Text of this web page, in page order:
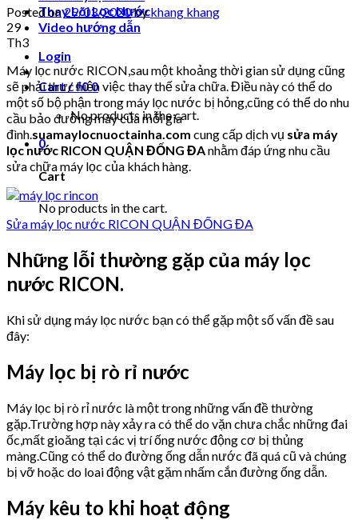
Thay Lõi Lọc Nước
Video hướng dẫn
Login
Cart /₫00
No products in the cart.
0
Cart
No products in the cart.
Posted on29/03/2020bykhang khang
29
Th3
Máy lọc nước RICON,sau một khoảng thời gian sử dụng cũng
sẽ phải thực hiện việc thay thế sửa chữa. Điều này có thể do
một số bộ phận trong máy lọc nước bị hỏng,cũng có thể do nhu
cầu bảo dưỡng máy của mỗi gia
đình.suamaylocnuoctainha.com cung cấp dịch vụ sửa máy
lọc nước RICON QUẬN ĐỐNG ĐAnhằm đáp ứng nhu cầu
sửa chữa máy lọc của khách hàng.
Sửa máy lọc nước RICON QUẬN ĐỐNG ĐA
Những lỗi thường gặp của máy lọc
nước RICON.
Khi sử dụng máy lọc nước bạn có thể gặp một số vấn đề sau
đây:
Máy lọc bị rò rỉ nước
Máy lọc bị rò rỉ nước là một trong những vấn đề thường
gặp.Trường hợp này xảy ra có thể do vặn chưa chắc những đai
ốc,mất gioăng tại các vị trí ống nước động cơ bị thủng
màng.Cũng có thể do đường ống dẫn nước đã quá cũ và chúng
bị vỡ hoặc do loai động vật gặm nhấm cắn đường ống dẫn.
Máy kêu to khi hoạt động